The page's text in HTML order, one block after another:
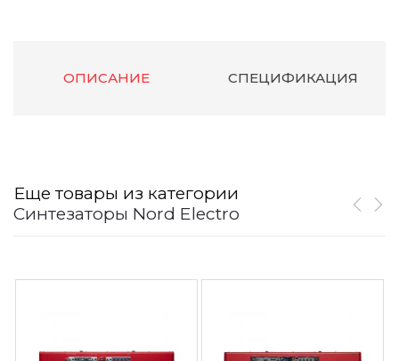
ОПИСАНИЕ СПЕЦИФИКАЦИЯ
Еще товары из категории
Синтезаторы Nord Electro